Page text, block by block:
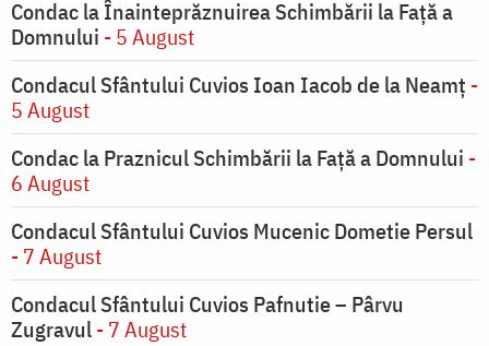
Condac la Înainteprăznuirea Schimbării la Faţă a
Domnului - 5 August
Condacul Sfântului Cuvios Ioan Iacob de la Neamț -
5 August
Condac la Praznicul Schimbării la Faţă a Domnului -
6 August
Condacul Sfântului Cuvios Mucenic Dometie Persul
- 7 August
Condacul Sfântului Cuvios Pafnutie – Pârvu
Zugravul- 7 August